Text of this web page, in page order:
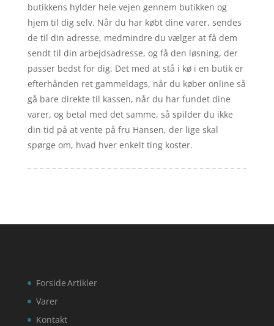
butikkens hylder hele vejen gennem butikken og
hjem til dig selv. Når du har købt dine varer, sendes
de til din adresse, medmindre du vælger at få dem
sendt til din arbejdsadresse, og få den løsning, der
passer bedst for dig. Det med at stå i kø i en butik er
efterhånden ret gammeldags, når du køber online så
gå bare direkte til kassen, når du har fundet dine
varer, og betal med det samme, så spilder du ikke
din tid på at vente på fru Hansen, der lige skal
spørge om, hvad hver enkelt ting koster.
Forside
Varer
Kontakt
Artikler